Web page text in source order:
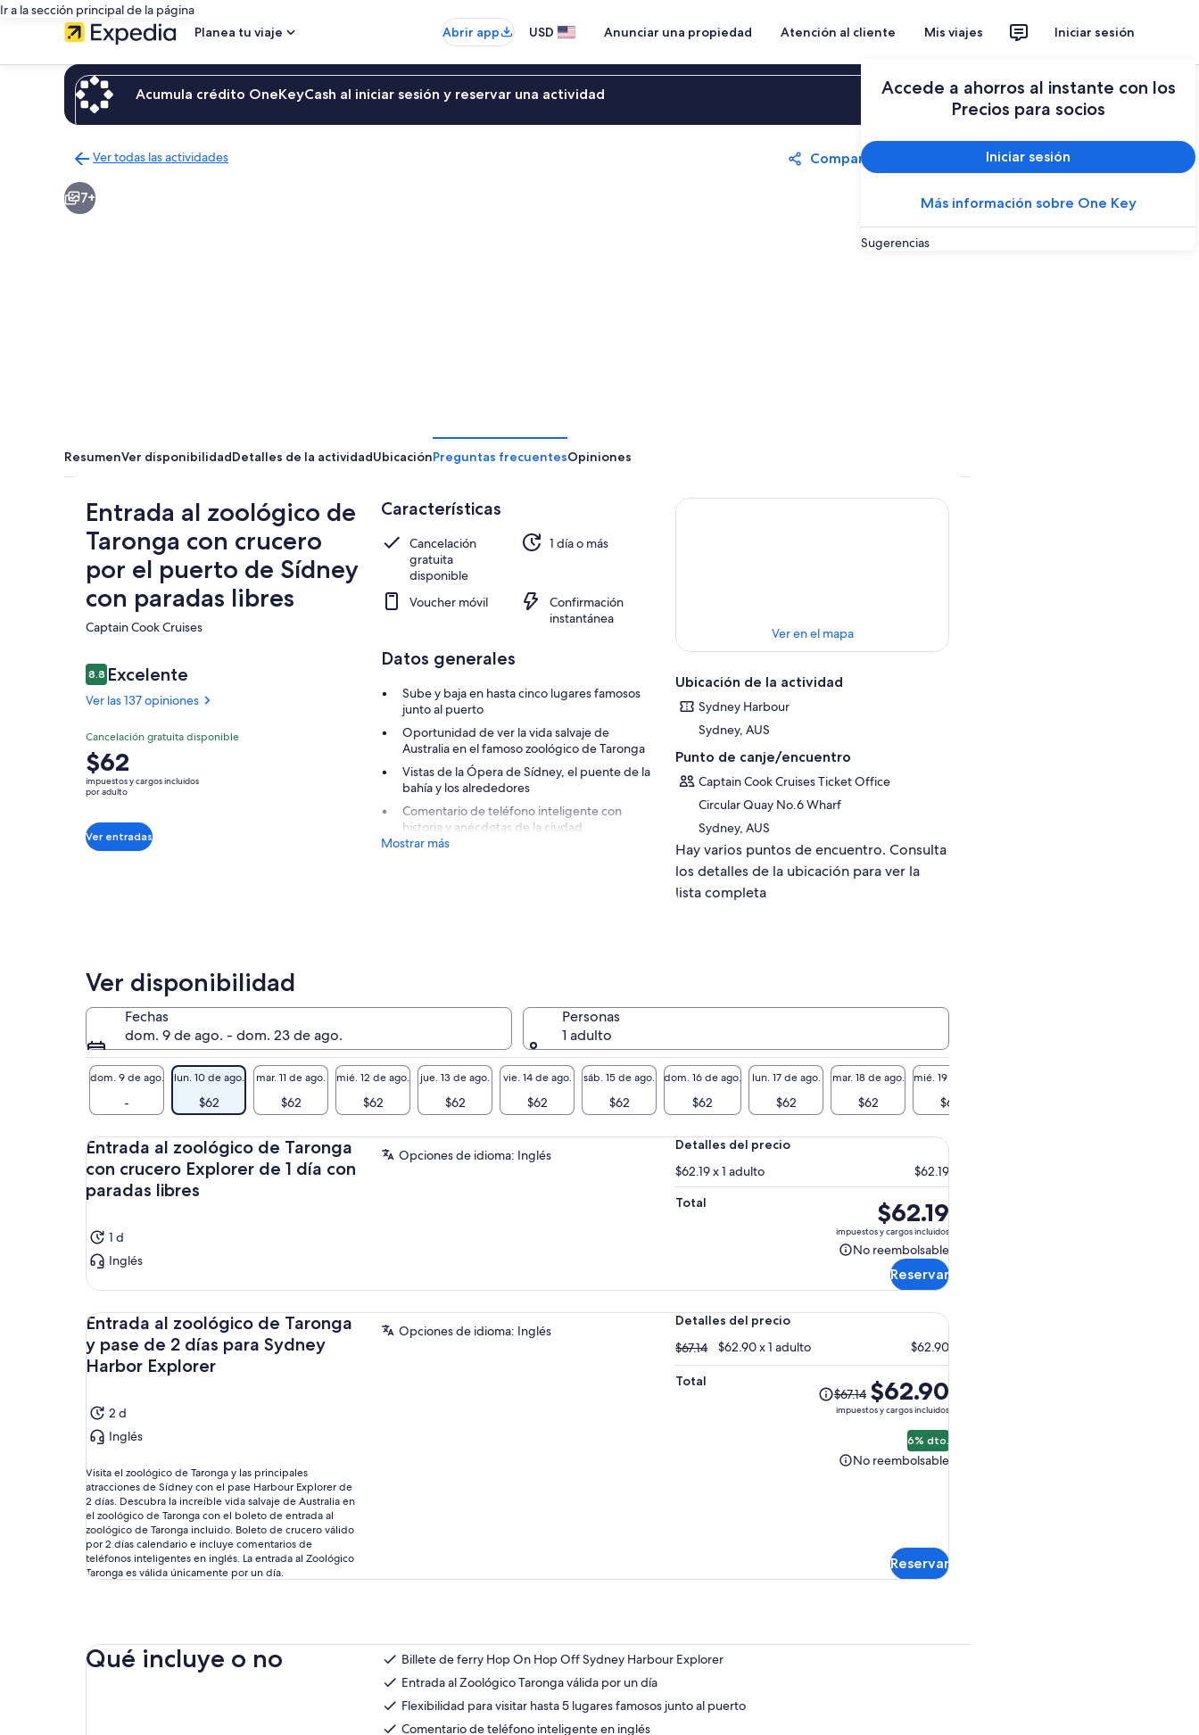
Ir a la sección principal de la página
Planea tu viaje
Abrir app USD Anunciar una propiedad Atención al cliente Mis viajes Iniciar sesión
Accede a ahorros al instante con los
Precios para socios
Iniciar sesión
Más información sobre One Key
Sugerencias
Acumula crédito OneKeyCash al iniciar sesión y reservar una actividad Iniciar sesión
Ver todas las actividades
a
la
Compartir
7+
ResumenVer disponibilidadDetalles de la actividadUbicaciónPreguntas frecuentesOpiniones
Entrada al zoológico de
Taronga con crucero
por el puerto de Sídney
con paradas libres
Captain Cook Cruises​
Opiniones
8.88.8 de 10,
Excelente
Ver las 137 opiniones
8.88.8 de 10
Excelente
Ver 137
opiniones
Cancelación gratuita disponible
El
precio
es
$62.
por
$62
impuestos y cargos incluidos
por adulto
Ver entradas
Características
Cancelación
gratuita
disponible
1 día o más
Voucher móvil
Confirmación
instantánea
Datos generales
Sube y baja en hasta cinco lugares famosos
junto al puerto
Oportunidad de ver la vida salvaje de
Australia en el famoso zoológico de Taronga
Vistas de la Ópera de Sídney, el puente de la
bahía y los alrededores
Comentario de teléfono inteligente con
historia y anécdotas de la ciudad.
Mostrar más
Ver en el mapa
Ubicación de la actividad
Sydney Harbour
Sydney, AUS
Punto de canje/encuentro
Captain Cook Cruises Ticket Office
Circular Quay No.6 Wharf
Sydney, AUS
Hay varios puntos de encuentro. Consulta
los detalles de la ubicación para ver la
lista completa
Ver disponibilidad
Fechas
dom. 9 de ago. - dom. 23 de ago.
Personas
1 adulto
dom. 9 de ago.
-
lun. 10 de ago.
$62
mar. 11 de ago.
$62
mié. 12 de ago.
$62
jue. 13 de ago.
$62
vie. 14 de ago.
$62
sáb. 15 de ago.
$62
dom. 16 de ago.
$62
lun. 17 de ago.
$62
mar. 18 de ago.
$62
mié. 19 de ago.
$62
Entrada al zoológico de Taronga
con crucero Explorer de 1 día con
paradas libres
1 d
Inglés
Opciones de idioma: Inglés
Detalles del precio
$62.19 x 1 adulto
$62.19
Total
El
precio
es
de
$62.19.
$62.19
impuestos y cargos incluidos
No reembolsable
No
reembolsableReservar
Entrada al zoológico de Taronga
y pase de 2 días para Sydney
Harbor Explorer
2 d
Inglés
Visita el zoológico de Taronga y las principales
atracciones de Sídney con el pase Harbour Explorer de
2 días. Descubra la increíble vida salvaje de Australia en
el zoológico de Taronga con el boleto de entrada al
zoológico de Taronga incluido. Boleto de crucero válido
por 2 días calendario e incluye comentarios de
teléfonos inteligentes en inglés. La entrada al Zoológico
Taronga es válida únicamente por un día.
Opciones de idioma: Inglés
Detalles del precio
$67.14
$67.14 $62.90 x 1 adulto $62.90
Total
El
precio
$67.14
$67.14 $62.90
impuestos y cargos incluidos
6% dto.
No reembolsable
No
Reservar
Qué incluye o no
Billete de ferry Hop On Hop Off Sydney Harbour Explorer
Entrada al Zoológico Taronga válida por un día
Flexibilidad para visitar hasta 5 lugares famosos junto al puerto
Comentario de teléfono inteligente en inglés